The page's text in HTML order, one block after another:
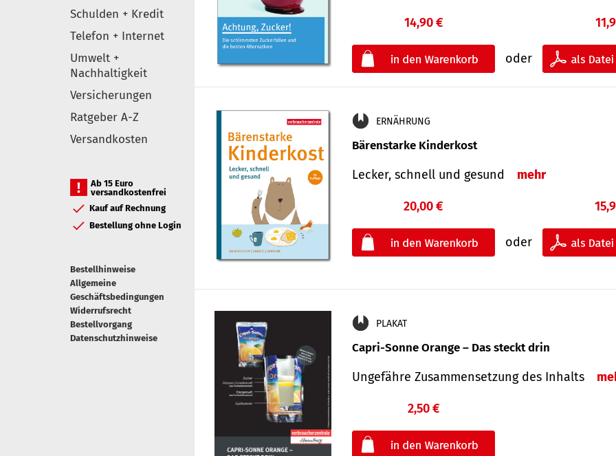
Schulden + Kredit
Telefon + Internet
Umwelt +
Nachhaltigkeit
Versicherungen
Ratgeber A-Z
Versandkosten
Ab 15 Euro
versandkostenfrei
Kauf auf Rechnung
Bestellung ohne Login
Bestellhinweise
Allgemeine
Geschäftsbedingungen
Widerrufsrecht
Bestellvorgang
Datenschutzhinweise
14,90 €
oder
ERNÄHRUNG
Bärenstarke Kinderkost
Lecker, schnell und gesund mehr
20,00 €
oder
PLAKAT
Capri-Sonne Orange – Das steckt drin
Ungefähre Zu­sammen­setzung des Inhalts
2,50 €